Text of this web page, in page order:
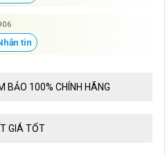
tin
BẢO 100% CHÍNH HÃNG
GIÁ TỐT